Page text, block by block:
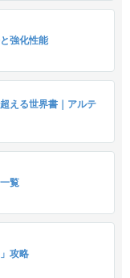
強化性能
える世界書｜アルテ
覧
攻略